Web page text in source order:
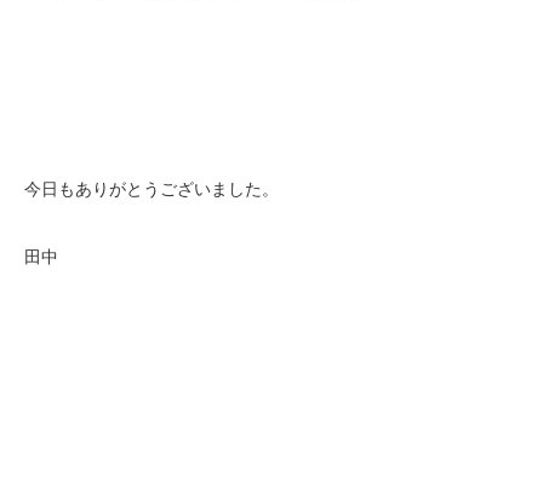
今日もありがとうございました。
田中